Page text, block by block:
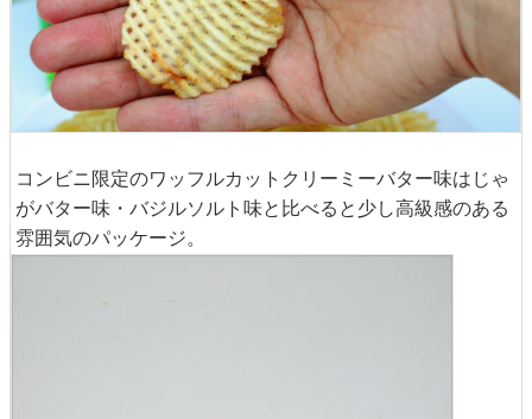
コンビニ限定のワッフルカットクリーミーバター味はじゃ
がバター味・バジルソルト味と比べると少し高級感のある
雰囲気のパッケージ。